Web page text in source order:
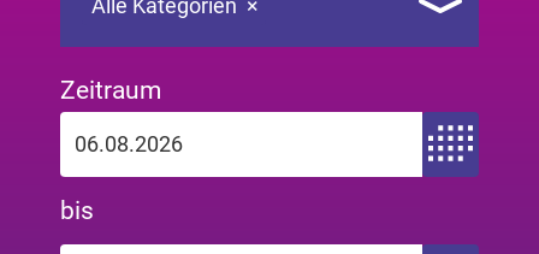
×
Alle Kategorien
Zeitraum
Zeitraum von
bis